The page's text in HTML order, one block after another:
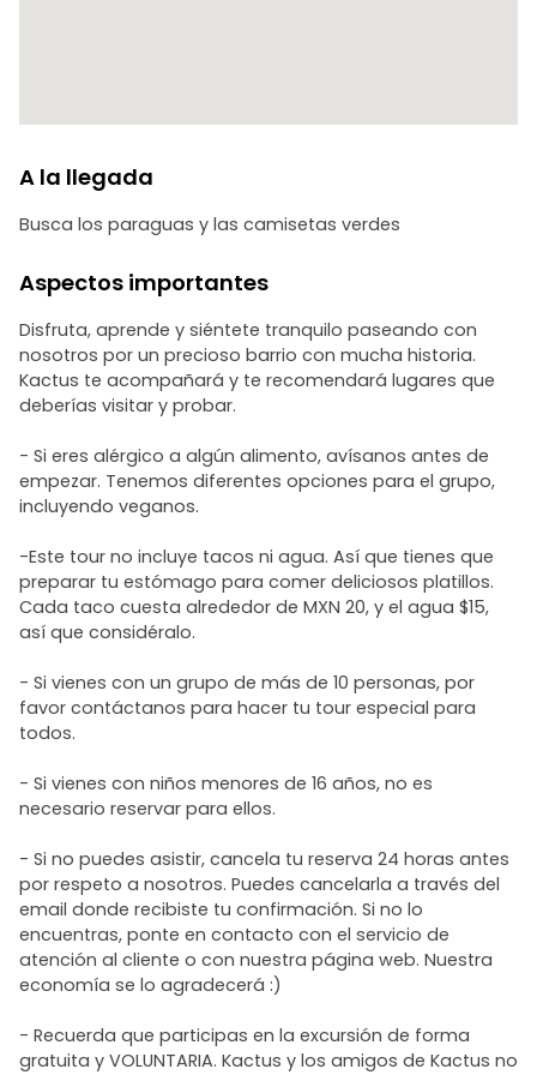
Si no puedes asistir, por favor cancela tu reservación con 2
cancelar a través del correo de confirmación o del
A la llegada
Busca los paraguas y las camisetas verdes
Aspectos importantes
Disfruta, aprende y siéntete tranquilo paseando con
nosotros por un precioso barrio con mucha historia.
Kactus te acompañará y te recomendará lugares que
deberías visitar y probar.
- Si eres alérgico a algún alimento, avísanos antes de
empezar. Tenemos diferentes opciones para el grupo,
incluyendo veganos.
-Este tour no incluye tacos ni agua. Así que tienes que
preparar tu estómago para comer deliciosos platillos.
Cada taco cuesta alrededor de MXN 20, y el agua $15,
así que considéralo.
- Si vienes con un grupo de más de 10 personas, por
favor contáctanos para hacer tu tour especial para
todos.
- Si vienes con niños menores de 16 años, no es
necesario reservar para ellos.
- Si no puedes asistir, cancela tu reserva 24 horas antes
por respeto a nosotros. Puedes cancelarla a través del
email donde recibiste tu confirmación. Si no lo
encuentras, ponte en contacto con el servicio de
atención al cliente o con nuestra página web. Nuestra
economía se lo agradecerá :)
- Recuerda que participas en la excursión de forma
gratuita y VOLUNTARIA. Kactus y los amigos de Kactus no